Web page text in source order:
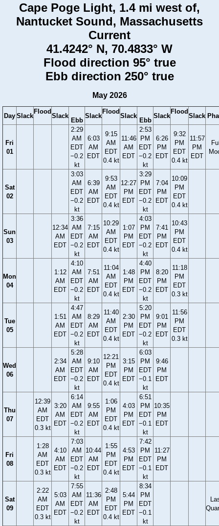
Cape Poge Light, 1.4 mi west of,
Nantucket Sound, Massachusetts
Current
41.4242° N, 70.4833° W
Flood direction 95° true
Ebb direction 250° true
May 2026
Day Slack
Flood
Slack
Ebb
Slack
Flood
Slack
Ebb
Slack
Flood
Slack
Fri
01
2:29
AM
EDT
−0.2
kt
6:03
AM
EDT
9:15
AM
EDT
0.4 kt
11:46
AM
EDT
2:53
PM
EDT
−0.2
kt
6:26
PM
EDT
9:32
PM
EDT
0.4 kt
11:57
PM
EDT
Sat
02
3:03
AM
EDT
−0.2
kt
6:39
AM
EDT
9:53
AM
EDT
0.4 kt
12:27
PM
EDT
3:29
PM
EDT
−0.2
kt
7:04
PM
EDT
10:09
PM
EDT
0.4 kt
Sun
03
12:34
AM
EDT
3:36
AM
EDT
−0.2
kt
7:15
AM
EDT
10:29
AM
EDT
0.4 kt
1:07
PM
EDT
4:03
PM
EDT
−0.2
kt
7:41
PM
EDT
10:43
PM
EDT
0.4 kt
Mon
04
1:12
AM
EDT
4:10
AM
EDT
−0.2
kt
7:51
AM
EDT
11:04
AM
EDT
0.4 kt
1:48
PM
EDT
4:40
PM
EDT
−0.2
kt
8:20
PM
EDT
11:18
PM
EDT
0.3 kt
Tue
05
1:51
AM
EDT
4:47
AM
EDT
−0.2
kt
8:29
AM
EDT
11:40
AM
EDT
0.4 kt
2:30
PM
EDT
5:20
PM
EDT
−0.2
kt
9:01
PM
EDT
11:56
PM
EDT
0.3 kt
Wed
06
2:34
AM
EDT
5:28
AM
EDT
−0.2
kt
9:10
AM
EDT
12:21
PM
EDT
0.4 kt
3:15
PM
EDT
6:03
PM
EDT
−0.1
kt
9:46
PM
EDT
Thu
07
12:39
AM
EDT
0.3 kt
3:20
AM
EDT
6:14
AM
EDT
−0.2
kt
9:55
AM
EDT
1:06
PM
EDT
0.4 kt
4:03
PM
EDT
6:51
PM
EDT
−0.1
kt
10:35
PM
EDT
Fri
08
1:28
AM
EDT
0.3 kt
4:10
AM
EDT
7:03
AM
EDT
−0.2
kt
10:44
AM
EDT
1:55
PM
EDT
0.4 kt
4:53
PM
EDT
7:42
PM
EDT
−0.1
kt
11:27
PM
EDT
Sat
09
2:22
AM
EDT
0.3 kt
5:03
AM
EDT
7:55
AM
EDT
−0.2
kt
11:36
AM
EDT
2:48
PM
EDT
0.4 kt
5:44
PM
EDT
8:34
PM
EDT
−0.1
kt